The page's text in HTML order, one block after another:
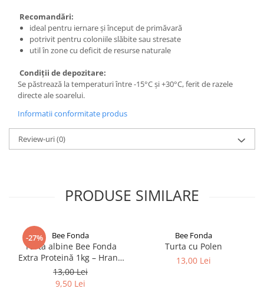
Recomandări:
ideal pentru iernare și început de primăvară
potrivit pentru coloniile slăbite sau stresate
util în zone cu deficit de resurse naturale
Condiții de depozitare:
Se păstrează la temperaturi între -15°C și +30°C, ferit de razele
directe ale soarelui.
Informatii conformitate produs
Review-uri(0)
PRODUSE SIMILARE
-27% Bee Fonda
Turta albine Bee Fonda
Extra Proteină 1kg – Hrană
proteică apicolă
13,00 Lei
9,50 Lei
Bee Fonda
Turta cu Polen
13,00 Lei